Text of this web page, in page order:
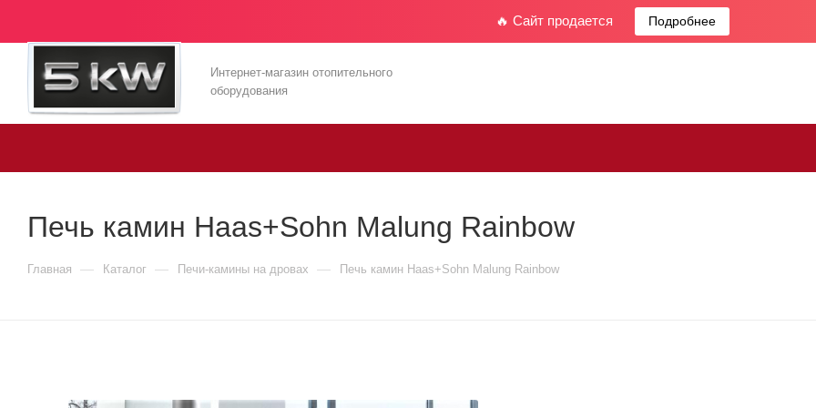
🔥 Сайт продается Подробнее
Интернет-магазин отопительного
оборудования
Печь камин Haas+Sohn Malung Rainbow
Главная — Каталог — Печи-камины на дровах — Печь камин Haas+Sohn Malung Rainbow